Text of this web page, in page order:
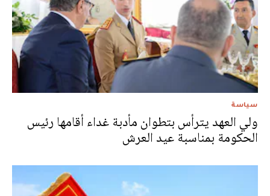
سياسة
ولي العهد يترأس بتطوان مأدبة غداء أقامها رئيس
الحكومة بمناسبة عيد العرش